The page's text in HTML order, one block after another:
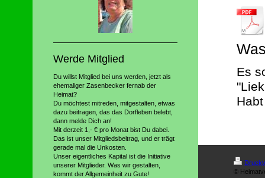
Werde Mitglied
Du willst Mitglied bei uns werden, jetzt als
ehemaliger Zasenbecker fernab der
Heimat?
Du möchtest mitreden, mitgestalten, etwas
dazu beitragen, das das Dorfleben belebt,
dann melde Dich an!
Mit derzeit 1,- € pro Monat bist Du dabei.
Das ist unser Mitgliedsbeitrag, und er trägt
gerade mal die Unkosten.
Unser eigentliches Kapital ist die Initiative
unserer Mitglieder. Was wir gestalten,
kommt der Allgemeinheit zu Gute!
Es
©